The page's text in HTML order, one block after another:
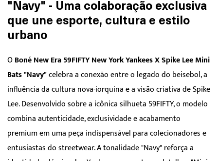
"Navy" - Uma colaboração exclusiva
que une esporte, cultura e estilo
urbano
OBoné New Era 59FIFTY New York Yankees X Spike Lee Mini
Bats "Navy"celebra a conexão entre o legado do beisebol, a
influência da cultura nova-iorquina e a visão criativa de Spike
Lee. Desenvolvido sobre a icônica silhueta 59FIFTY, o modelo
combina autenticidade, exclusividade e acabamento
premium em uma peça indispensável para colecionadores e
entusiastas do streetwear. A tonalidade "Navy" reforça a